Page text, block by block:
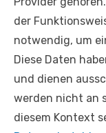
der
notwendig, um
Diese Daten
und dienen
werden nicht an
diesem Kontext